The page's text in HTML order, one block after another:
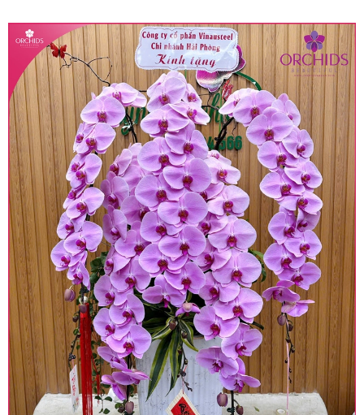
• Giá trên được miễn ship giao trong nội thành,
miễn phí in thiệp - banner theo yêu cầu khách
hàng.
• Beautiful Orchids liên kết với các cửa hàng
trên toàn quốc để phục vụ giao hoa tận nơi, mỗi
khu vực sẽ có mức giá khác nhau (tùy vào chi
phí mặt bằng, nguyên vật liệu,..) nên giá có thể sẽ
thay đổi so với giá niêm yết trên website. Khách
hàng ở Tỉnh thành khác vui lòng chủ động hỏi lại
giá trước khi đặt hàng, shop sẽ chủ động báo giá
chính xác khi có địa chỉ giao hàng cụ thể.